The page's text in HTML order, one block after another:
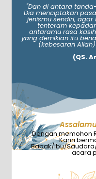
"Dan di antara
Dia menciptakan
jenismu sendiri,
tenteram
antaramu rasa
yang demikian itu
(kebesaran
(QS.
Dengan memohon
Kami
Bapak/Ibu/
acara